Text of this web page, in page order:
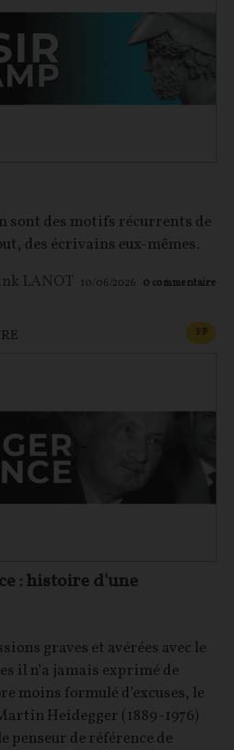
sont des motifs récurrents de
des écrivains eux-mêmes.
LANOT 10/06/2026 0 commentaire
FP
: histoire d'une
graves et avérées avec le
il n’a jamais exprimé de
moins formulé d’excuses, le
Heidegger (1889-1976)
penseur de référence de